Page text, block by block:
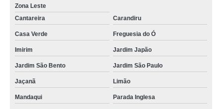
Zona Leste
Cantareira
Carandiru
Casa Verde Freguesia do Ó
Imirim Jardim Japão
Jardim São Bento Jardim São Paulo
Jaçanã Limão
Mandaqui Parada Inglesa